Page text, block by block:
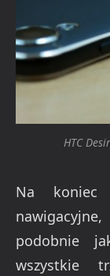
HTC
Na koniec
podobnie
wszystkie